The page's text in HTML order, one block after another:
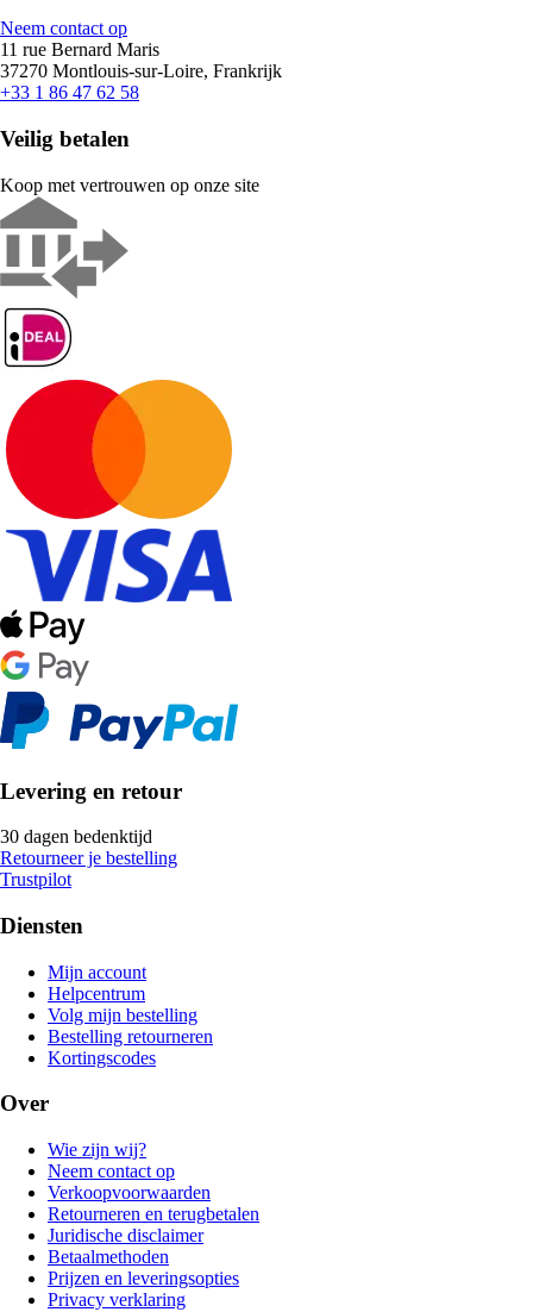
Neem contact op
11 rue Bernard Maris
37270 Montlouis-sur-Loire, Frankrijk
+33 1 86 47 62 58
Veilig betalen
Koop met vertrouwen op onze site
Levering en retour
30 dagen bedenktijd
Retourneer je bestelling
Trustpilot
Diensten
Mijn account
Helpcentrum
Volg mijn bestelling
Bestelling retourneren
Kortingscodes
Over
Wie zijn wij?
Neem contact op
Verkoopvoorwaarden
Retourneren en terugbetalen
Juridische disclaimer
Betaalmethoden
Prijzen en leveringsopties
Privacy verklaring